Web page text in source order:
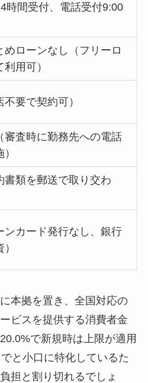
時間受付、電話受付9:00
めローンなし（フリーロ
用可）
要で契約可）
審査時に勤務先への電話
書類を郵送で取り交わ
ンカード発行なし、銀行
本拠を置き、全国対応の
ビスを提供する消費者金
で新規時は上限が適用
と小口に特化しているた
担と割り切れるでしょ